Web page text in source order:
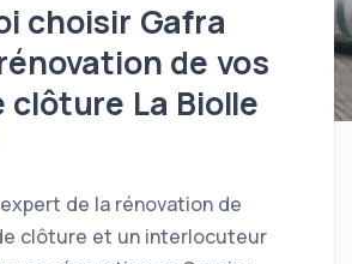
choisir Gafra
de vos
clôture La Biolle
de la rénovation de
clôture et un interlocuteur